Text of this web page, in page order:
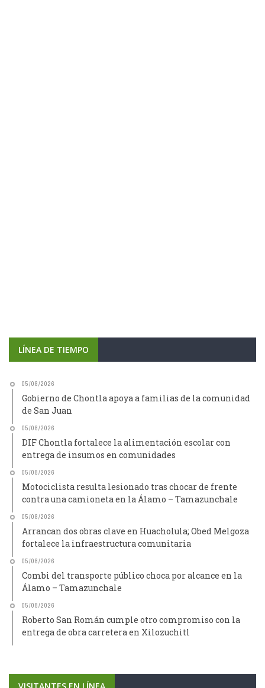
LÍNEA DE TIEMPO
Gobierno de Chontla apoya a familias de la comunidad
de San Juan
DIF Chontla fortalece la alimentación escolar con
entrega de insumos en comunidades
Motociclista resulta lesionado tras chocar de frente
contra una camioneta en la Álamo – Tamazunchale
Arrancan dos obras clave en Huacholula; Obed Melgoza
fortalece la infraestructura comunitaria
Combi del transporte público choca por alcance en la
Álamo – Tamazunchale
Roberto San Román cumple otro compromiso con la
entrega de obra carretera en Xilozuchitl
VISITANTES EN LÍNEA